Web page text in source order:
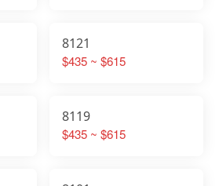
8121
$435 ~ $615
8119
$435 ~ $615